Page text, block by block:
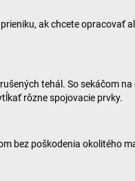
ak chcete opracovať
tehál. So sekáčom
rôzne spojovacie prvky.
bez poškodenia okolitého